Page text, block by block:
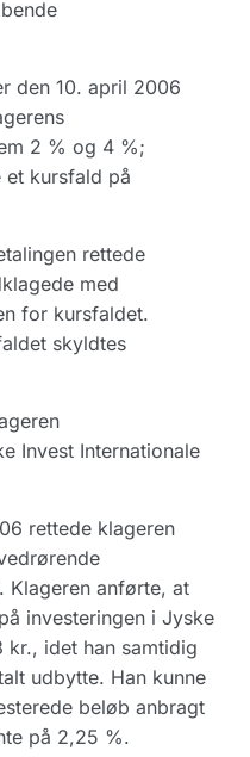
den 10. april 2006
2 % og 4 %;
et kursfald på
rettede
med
for kursfaldet.
skyldtes
Invest Internationale
rettede klageren
Klageren anførte, at
investeringen i Jyske
kr., idet han samtidig
udbytte. Han kunne
beløb anbragt
på 2,25 %.